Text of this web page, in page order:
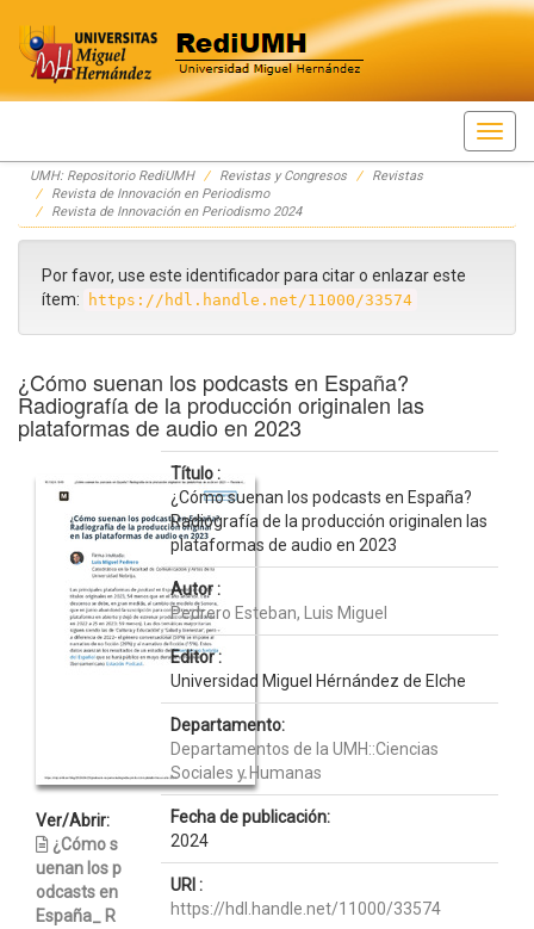
Skip
navigation
UMH: Repositorio RediUMH Revistas y Congresos
Revistas
Revista de Innovación en Periodismo
Revista de Innovación en Periodismo 2024
Por favor, use este identificador para citar o enlazar este
ítem:
https://hdl.handle.net/11000/33574
¿Cómo suenan los podcasts en España?
Radiografía de la producción originalen las
plataformas de audio en 2023
Ver/Abrir:
¿Cómo s
uenan los p
odcasts en
España_ R
Título :
¿Cómo suenan los podcasts en España?
Radiografía de la producción originalen las
plataformas de audio en 2023
Autor :
Pedrero Esteban, Luis Miguel
Editor :
Universidad Miguel Hérnández de Elche
Departamento:
Departamentos de la UMH::Ciencias
Sociales y Humanas
Fecha de publicación:
2024
URI :
https://hdl.handle.net/11000/33574